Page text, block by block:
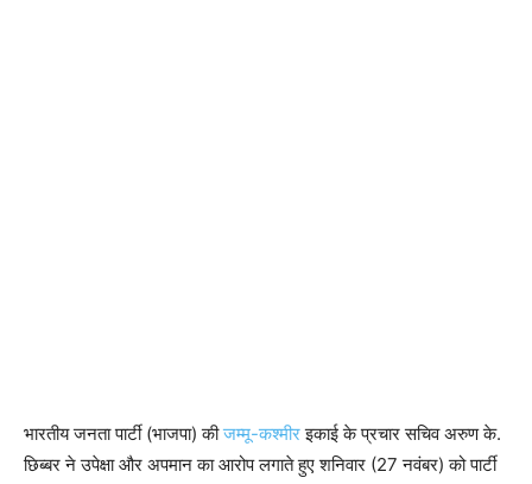
भारतीय जनता पार्टी (भाजपा) कीजम्मू-कश्मीरइकाई के प्रचार सचिव अरुण के.
छिब्बर ने उपेक्षा और अपमान का आरोप लगाते हुए शनिवार (27 नवंबर) को पार्टी